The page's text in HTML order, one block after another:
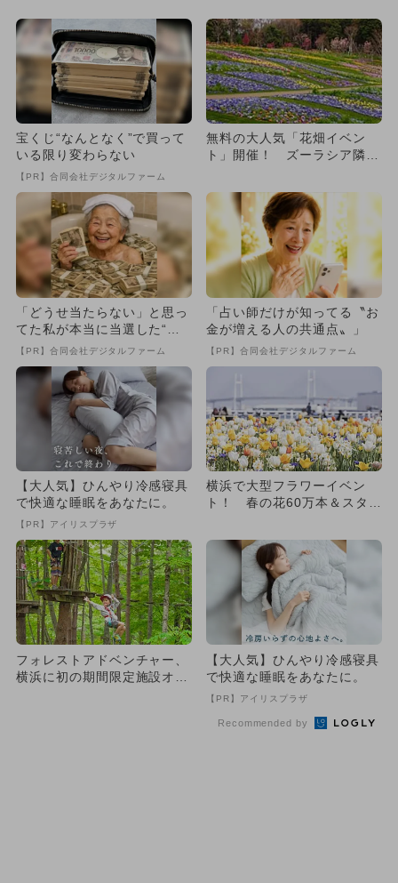
宝くじ“なんとなく”で買って
いる限り変わらない
【PR】合同会社デジタルファーム
無料の大人気「花畑イベン
ト」開催！ ズーラシア隣接
「どうせ当たらない」と思っ
てた私が本当に当選した“買
い方”がこれ
【PR】合同会社デジタルファーム
「占い師だけが知ってる〝お
金が増える人の共通点〟」
【PR】合同会社デジタルファーム
【大人気】ひんやり冷感寝具
で快適な睡眠をあなたに。
【PR】アイリスプラザ
横浜で大型フラワーイベン
ト！ 春の花60万本＆スタン
フォレストアドベンチャー、
横浜に初の期間限定施設オー
【大人気】ひんやり冷感寝具
で快適な睡眠をあなたに。
【PR】アイリスプラザ
Recommended by